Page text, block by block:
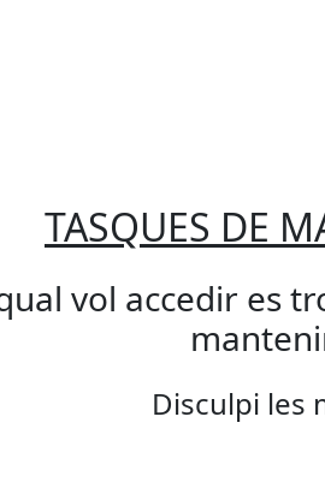
TASQUES DE
vol accedir es
Disculpi les